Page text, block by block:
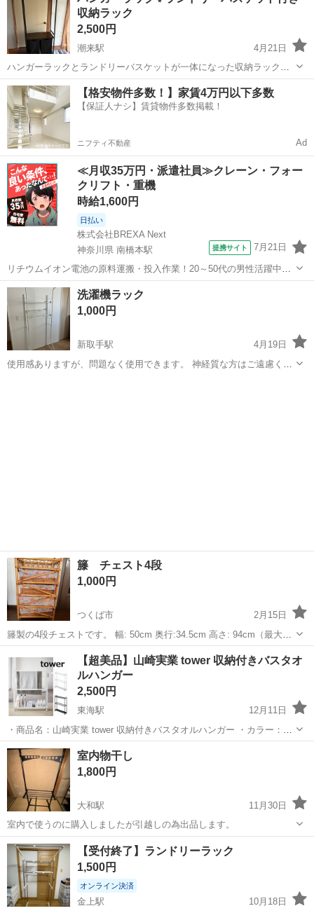
収納ラック
2,500円
潮来駅
4月21日
ハンガーラックとランドリーバスケットが一体になった収納ラックで
す😊 ✨上部に衣類を掛けられるハンガーラック付き ✨下部にバスケッ
ト2個付きで洗濯物収納に便利 ✨中段の棚にバッグや小物も置けます
洗濯動線がこれ一台で完結す...
茨城 潮来市 潮来駅 収納家具 ラック
【格安物件多数！】家賃4万円以下多数
【保証人ナシ】賃貸物件多数掲載！
ニフティ不動産 Ad
≪月収35万円・派遣社員≫クレーン・フォー
クリフト・重機
時給1,600円
日払い
株式会社BREXA Next
神奈川県 南橋本駅
提携サイト 7月21日
リチウムイオン電池の原料運搬・投入作業！20～50代の男性活躍中★
ワンルーム寮完備！赴任旅費会社負担！年間休日130日★フォークリフ
ト免許お持ちの方、活躍中！就業先食堂利用可★《神奈川県相模原
市》 人気の工場のお仕事 ◇電...
神奈川 相模原市 南橋本駅
洗濯機ラック
1,000円
新取手駅
4月19日
使用感ありますが、問題なく使用できます。 神経質な方はご遠慮くだ
籐 チェスト4段
1,000円
つくば市
2月15日
籐製の4段チェストです。 幅: 50cm 奥行:34.5cm 高さ: 94cm（最大）
引き出しの高さ: 12cm レトロなお品です。ライナーは洗濯してありま
すが、その後使用せずに置いたままでした。 ご興味のある方は実物
を...
つくば市 収納家具 チェスト
【超美品】山崎実業 tower 収納付きバスタオ
ルハンガー
2,500円
東海駅
12月11日
・商品名：山崎実業 tower 収納付きバスタオルハンガー ・カラー：ホ
ワイト ・商品サイズ：W67×D15×H84.5（キャスター含む） ・購入価
茨城 那珂郡 東海駅
室内物干し
1,800円
大和駅
11月30日
室内で使うのに購入しましたが引越しの為出品します。
茨城 桜川市 大和駅 収納家具 物干し
【受付終了】ランドリーラック
1,500円
オンライン決済
金上駅
10月18日